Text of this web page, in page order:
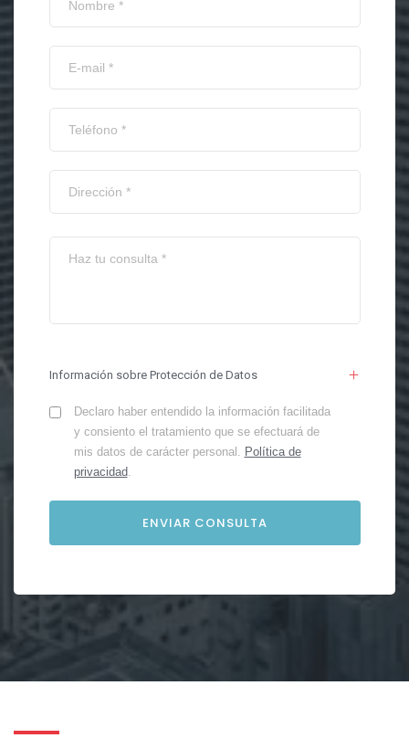
Información sobre Protección de Datos
Declaro haber entendido la información facilitada
y consiento el tratamiento que se efectuará de
mis datos de carácter personal. Política de
privacidad.